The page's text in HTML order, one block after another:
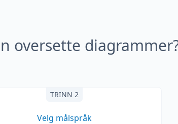
oversette
TRINN 2
Velg målspråk